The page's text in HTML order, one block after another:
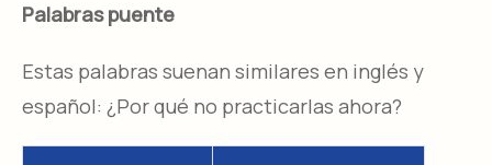
Palabras puente
Estas palabras suenan similares en inglés y
español: ¿Por qué no practicarlas ahora?